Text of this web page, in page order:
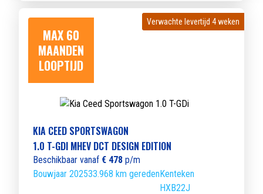
MAX 60
MAANDEN
LOOPTIJD
Verwachte levertijd 4 weken
Verwachte levertijd 4 weken
KIA CEED SPORTSWAGON
1.0 T-GDI MHEV DCT DESIGN EDITION
Beschikbaar vanaf € 478 p/m
Bouwjaar 202533.968 km geredenKenteken
HXB22J